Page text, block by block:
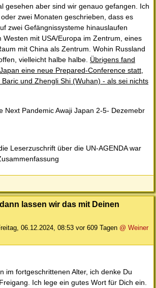
gesehen aber sind wir genauo gefangen. Ich
zwei Monaten geschrieben, dass es
zwei Gefängnissysteme hinauslaufen
Westen mit USA/Europa im Zentrum, eines
mit China als Zentrum. Wohin Russland
vielleicht halbe halbe. Übrigens fand
eine neue Prepared-Conference statt,
und Zhengli Shi (Wuhan) - als sei nichts
Next Pandemic Awaji Japan 2-5- Dezemebr
Leserzuschrift über die UN-AGENDA war
lassen wir das mit Deinen
06.12.2024, 08:53 vor 609 Tagen @ Weiner
im fortgeschrittenen Alter, ich denke Du
Ich lege ein gutes Wort für Dich ein.